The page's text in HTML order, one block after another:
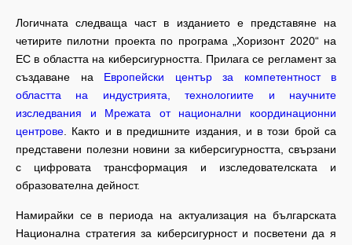
Логичната следваща част в изданието е представяне на
четирите пилотни проекта по програма „Хоризонт 2020“ на
ЕС в областта на киберсигурността. Прилага се регламент за
създаване на Европейски център за компетентност в
областта на индустрията, технологиите и научните
изследвания и Мрежата от национални координационни
центрове . Както и в предишните издания, и в този брой са
представени полезни новини за киберсигурността, свързани
с цифровата трансформация и изследователската и
образователна дейност.
Намирайки се в периода на актуализация на българската
Национална стратегия за киберсигурност и посветени да я